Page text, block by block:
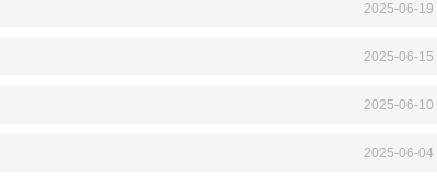
2025-06-19
2025-06-15
2025-06-10
2025-06-04